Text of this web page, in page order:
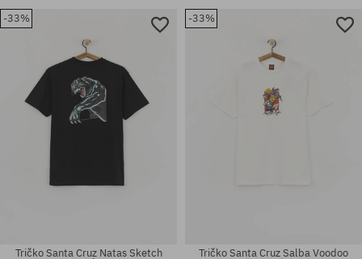
Dostupné veľkosti:
Dostupné veľkosti:
-33%
Tričko Santa Cruz Natas Sketch
-33%
Tričko Santa Cruz Salba Voodoo